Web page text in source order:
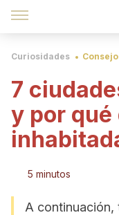
Curiosidades
7
y por qué
5 minutos
A continuación,